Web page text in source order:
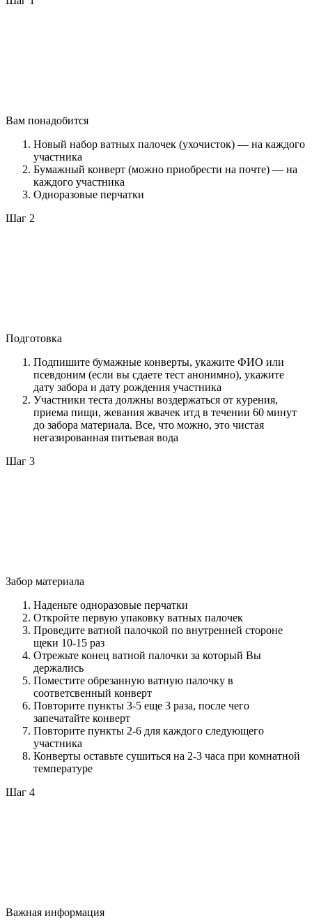
Вам понадобится
Новый набор ватных палочек (ухочисток) — на каждого
участника
Бумажный конверт (можно приобрести на почте) — на
каждого участника
Одноразовые перчатки
Шаг 2
Подготовка
Подпишите бумажные конверты, укажите ФИО или
псевдоним (если вы сдаете тест анонимно), укажите
дату забора и дату рождения участника
Участники теста должны воздержаться от курения,
приема пищи, жевания жвачек итд в течении 60 минут
до забора материала. Все, что можно, это чистая
негазированная питьевая вода
Шаг 3
Забор материала
Наденьте одноразовые перчатки
Откройте первую упаковку ватных палочек
Проведите ватной палочкой по внутренней стороне
щеки 10-15 раз
Отрежьте конец ватной палочки за который Вы
держались
Поместите обрезанную ватную палочку в
соответсвенный конверт
Повторите пункты 3-5 еще 3 раза, после чего
запечатайте конверт
Повторите пункты 2-6 для каждого следующего
участника
Конверты оставьте сушиться на 2-3 часа при комнатной
температуре
Шаг 4
Важная информация